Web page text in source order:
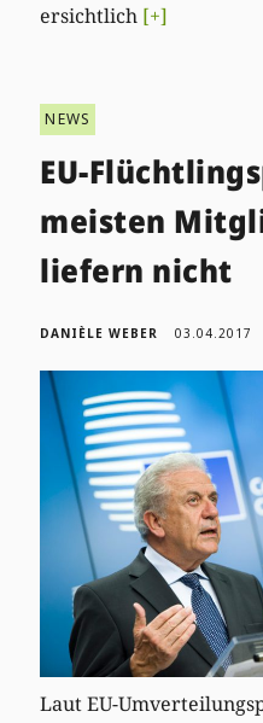
ersichtlich [+]
NEWS
EU-
meisten
liefern nicht
DANIÈLE WEBER 03.04.2017
Laut EU-